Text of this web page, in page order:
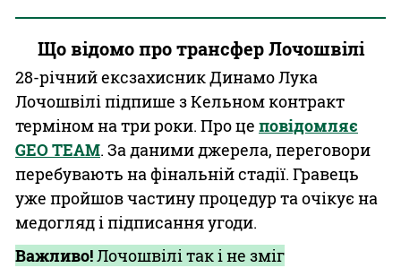
Що відомо про трансфер Лочошвілі
28-річний ексзахисник Динамо Лука
Лочошвілі підпише з Кельном контракт
терміном на три роки. Про це повідомляє
GEO TEAM. За даними джерела, переговори
перебувають на фінальній стадії. Гравець
уже пройшов частину процедур та очікує на
медогляд і підписання угоди.
Важливо!Лочошвілі так і не зміг